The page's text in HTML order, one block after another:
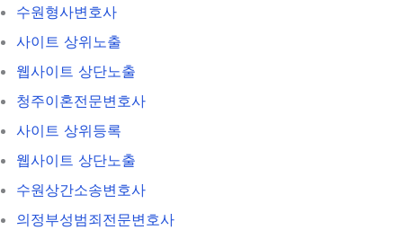
수원형사변호사
사이트 상위노출
웹사이트 상단노출
청주이혼전문변호사
사이트 상위등록
웹사이트 상단노출
수원상간소송변호사
의정부성범죄전문변호사